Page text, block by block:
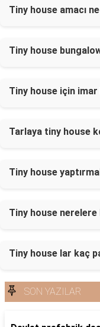
Tiny house amacı
Tiny house
Tiny house için imar
Tarlaya tiny house
Tiny house
Tiny house
Tiny house lar kaç
SON YAZILAR